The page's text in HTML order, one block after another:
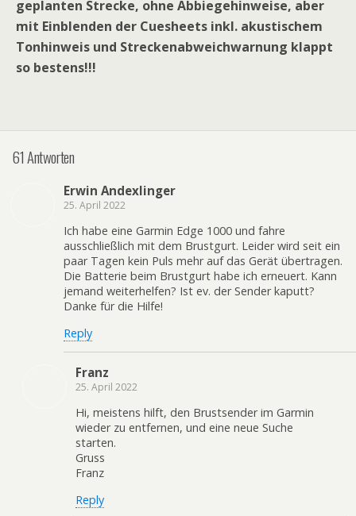
geplanten Strecke, ohne Abbiegehinweise, aber
mit Einblenden der Cuesheets inkl. akustischem
Tonhinweis und Streckenabweichwarnung klappt
so bestens!!!
61 Antworten
Erwin Andexlinger
25. April 2022
Ich habe eine Garmin Edge 1000 und fahre
ausschließlich mit dem Brustgurt. Leider wird seit ein
paar Tagen kein Puls mehr auf das Gerät übertragen.
Die Batterie beim Brustgurt habe ich erneuert. Kann
jemand weiterhelfen? Ist ev. der Sender kaputt?
Danke für die Hilfe!
Reply
Franz
25. April 2022
Hi, meistens hilft, den Brustsender im Garmin
wieder zu entfernen, und eine neue Suche
starten.
Gruss
Franz
Reply